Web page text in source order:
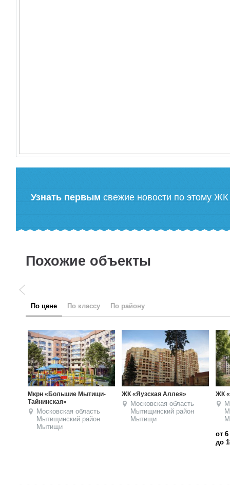
Узнать первым свежие новости по этому ЖК
Похожие объекты
по цене по классу по району
ЖК «Атлантис»
Московская область
Мытищинский район
Мытищи
ЖК «9/18»
Московская область
Мытищинский район
Мытищи
ЖК
от